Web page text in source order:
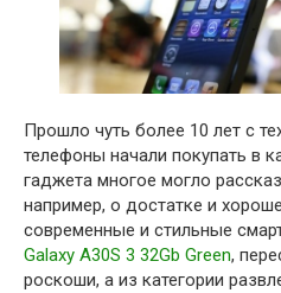
Прошло чуть более 10 лет с
телефоны начали покупать в
гаджета многое могло
например, о достатке и
современные и стильные
Galaxy A30S 3 32Gb Green,
роскоши, а из категории